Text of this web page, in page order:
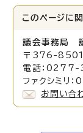
このページに
議会事務局
〒376-8501
電話：
ファクシミ
お問い合